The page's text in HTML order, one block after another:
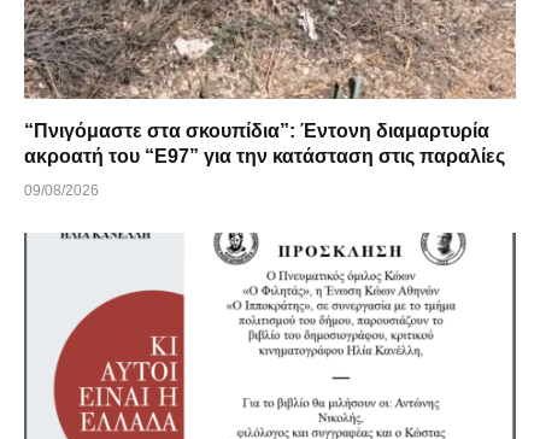
“Πνιγόμαστε στα σκουπίδια”: Έντονη διαμαρτυρία
ακροατή του “Ε97” για την κατάσταση στις παραλίες
09/08/2026